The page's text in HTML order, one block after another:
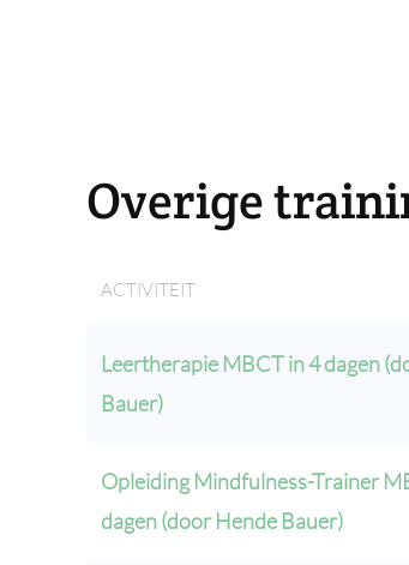
Overige
ACTIVITEIT
Leertherapie MBCT in 4 dagen
Bauer)
Opleiding Mindfulness-Trainer
dagen (door Hende Bauer)